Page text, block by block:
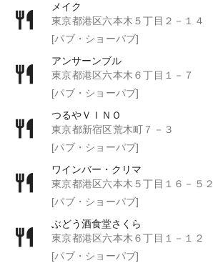
メイク
東京都港区六本木５丁目２－１４
[パブ・ショーパブ]
アンサーンブル
東京都港区六本木６丁目１－７
[パブ・ショーパブ]
つるやＶＩＮＯ
東京都新宿区荒木町７－３
[パブ・ショーパブ]
ワインバー・クリマ
東京都港区六本木５丁目１６－５２
[パブ・ショーパブ]
ぶどう酒食堂さくら
東京都港区六本木６丁目１－１２
[パブ・ショーパブ]